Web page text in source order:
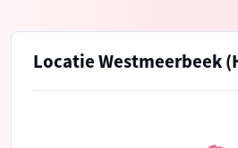
Locatie Westmeerbeek